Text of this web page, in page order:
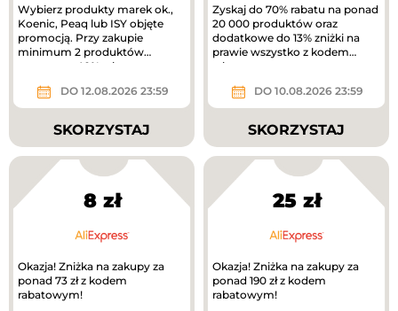
Wybierz produkty marek ok.,
Koenic, Peaq lub ISY objęte
promocją. Przy zakupie
minimum 2 produktów
otrzymasz 40% rabatu na
DO 12.08.2026 23:59
SKORZYSTAJ
Zyskaj do 70% rabatu na ponad
20 000 produktów oraz
dodatkowe do 13% zniżki na
prawie wszystko z kodem
rabatowym.
DO 10.08.2026 23:59
SKORZYSTAJ
8 zł
Okazja! Zniżka na zakupy za
ponad 73 zł z kodem
rabatowym!
25 zł
Okazja! Zniżka na zakupy za
ponad 190 zł z kodem
rabatowym!